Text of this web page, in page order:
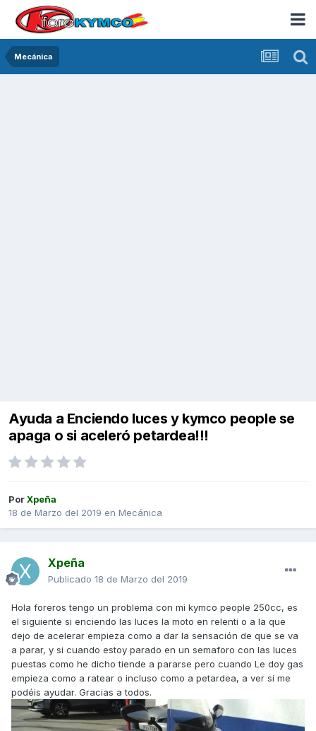
Mecánica
Ayuda a Enciendo luces y kymco people se
apaga o si aceleró petardea!!!
PorXpeña
18 de Marzo del 2019 en Mecánica
Xpeña
Publicado 18 de Marzo del 2019
Hola foreros tengo un problema con mi kymco people 250cc, es
el siguiente si enciendo las luces la moto en relenti o a la que
dejo de acelerar empieza como a dar la sensación de que se va
a parar, y si cuando estoy parado en un semaforo con las luces
puestas como he dicho tiende a pararse pero cuando Le doy gas
empieza como a ratear o incluso como a petardea, a ver si me
podéis ayudar. Gracias a todos.